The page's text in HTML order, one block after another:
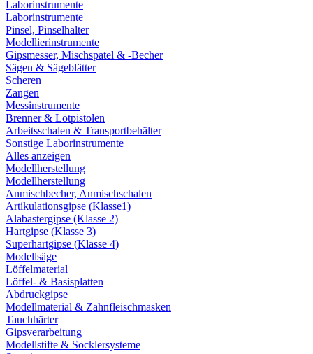
Laborinstrumente
Laborinstrumente
Pinsel, Pinselhalter
Modellierinstrumente
Gipsmesser, Mischspatel & -Becher
Sägen & Sägeblätter
Scheren
Zangen
Messinstrumente
Brenner & Lötpistolen
Arbeitsschalen & Transportbehälter
Sonstige Laborinstrumente
Alles anzeigen
Modellherstellung
Modellherstellung
Anmischbecher, Anmischschalen
Artikulationsgipse (Klasse1)
Alabastergipse (Klasse 2)
Hartgipse (Klasse 3)
Superhartgipse (Klasse 4)
Modellsäge
Löffelmaterial
Löffel- & Basisplatten
Abdruckgipse
Modellmaterial & Zahnfleischmasken
Tauchhärter
Gipsverarbeitung
Modellstifte & Socklersysteme